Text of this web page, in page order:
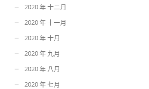
2020 年 十二月
2020 年 十一月
2020 年 十月
2020 年 九月
2020 年 八月
2020 年 七月